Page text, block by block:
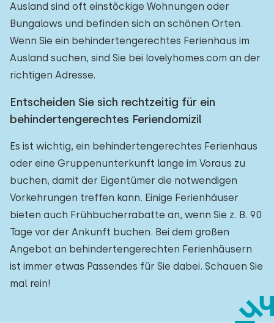
Ausland sind oft einstöckige Wohnungen oder
Bungalows und befinden sich an schönen Orten.
Wenn Sie ein behindertengerechtes Ferienhaus im
Ausland suchen, sind Sie bei lovelyhomes.com an der
richtigen Adresse.
Entscheiden Sie sich rechtzeitig für ein
behindertengerechtes Feriendomizil
Es ist wichtig, ein behindertengerechtes Ferienhaus
oder eine Gruppenunterkunft lange im Voraus zu
buchen, damit der Eigentümer die notwendigen
Vorkehrungen treffen kann. Einige Ferienhäuser
bieten auch Frühbucherrabatte an, wenn Sie z. B. 90
Tage vor der Ankunft buchen. Bei dem großen
Angebot an behindertengerechten Ferienhäusern
ist immer etwas Passendes für Sie dabei. Schauen Sie
mal rein!